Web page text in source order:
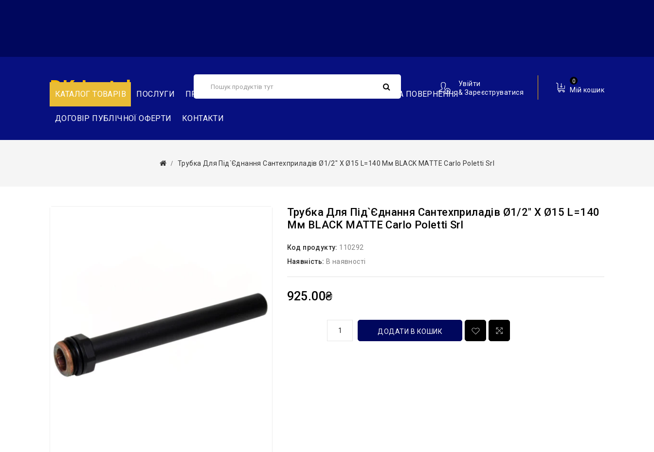
КАТАЛОГ ТОВАРІВ ПОСЛУГИ ПРО НАС ОБМІН ТА ПОВЕРНЕННЯ
ДОГОВІР ПУБЛІЧНОЇ ОФЕРТИ КОНТАКТИ
Мій кошик
0
Увійти
& Зареєструватися
DK-Instal
Трубка Для Під`єднання Сантехприладів Ø1/2″ X Ø15 L=140 Мм BLACK MATTE Carlo Poletti Srl
Трубка Для Під`єднання Сантехприладів Ø1/2″ X Ø15 L=140
Мм BLACK MATTE Carlo Poletti Srl
Код продукту: 110292
Наявність: В наявності
925.00₴
ДОДАТИ В КОШИК